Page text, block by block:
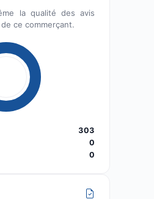
la qualité des avis
ce commerçant.
303
0
0